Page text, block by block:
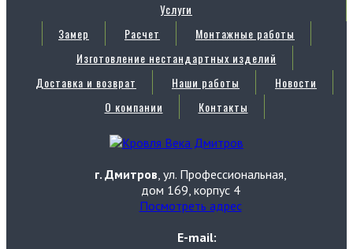
Услуги
Замер
Расчет
Монтажные работы
Изготовление нестандартных изделий
Доставка и возврат
Наши работы
Новости
О компании
Контакты
г. Дмитров, ул. Профессиональная,
дом 169, корпус 4
Посмотреть адрес
E-mail: